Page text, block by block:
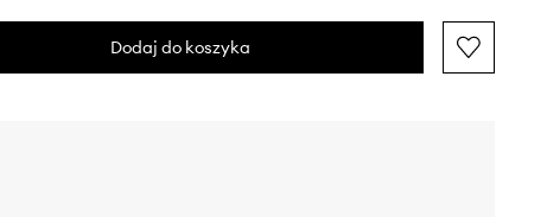
Dodaj do koszyka